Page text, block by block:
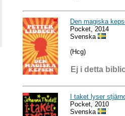
Den magiska
Pocket, 2014
Svenska
(Hcg)
Ej i detta
I taket lyser
Pocket, 2010
Svenska